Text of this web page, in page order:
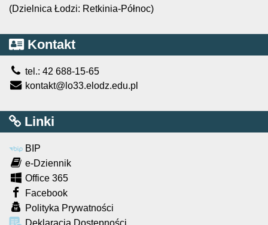
(Dzielnica Łodzi: Retkinia-Północ)
Kontakt
tel.: 42 688-15-65
kontakt@lo33.elodz.edu.pl
Linki
BIP
e-Dziennik
Office 365
Facebook
Polityka Prywatności
Deklaracja Dostępności